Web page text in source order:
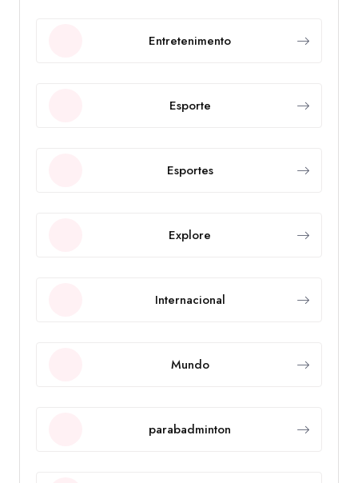
Entretenimento
Esporte
Esportes
Explore
Internacional
Mundo
parabadminton